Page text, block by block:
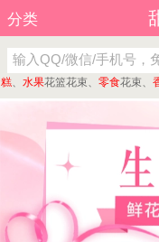
分类
水果 花篮花束、零食 花束、香烟